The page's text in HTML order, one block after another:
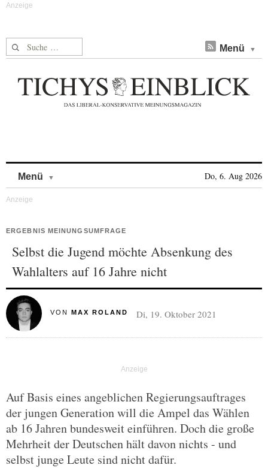
Suche nach: Menü
Menü Do, 6. Aug 2026
ERGEBNIS MEINUNGSUMFRAGE
Selbst die Jugend möchte Absenkung des
Wahlalters auf 16 Jahre nicht
VON MAX ROLAND Di, 19. Oktober 2021
Auf Basis eines angeblichen Regierungsauftrages
der jungen Generation will die Ampel das Wählen
ab 16 Jahren bundesweit einführen. Doch die große
Mehrheit der Deutschen hält davon nichts - und
selbst junge Leute sind nicht dafür.